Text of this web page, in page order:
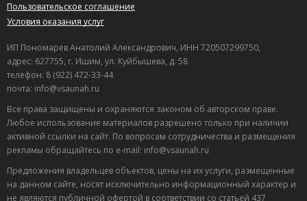
Пользовательское соглашение
Условия оказания услуг
ИП Пономарев Анатолий Александрович, ИНН 720507299750,
адрес: 627755, г. Ишим, ул. Куйбышева, д. 58
телефон: 8 (922) 472-33-44
почта: info@vsaunah.ru
Все права защищены и охраняются законом об авторском праве.
Любое использование материалов разрешено только при наличии
активной ссылки на сайт. По вопросам сотрудничества и размещения
рекламы обращайтесь по e-mail: info@vsaunah.ru
Предложения владельцев объектов, цены на их услуги, размещенные
на данном сайте, носят исключительно информационный характер и
не являются публичной офертой в соответствии со статьей 437